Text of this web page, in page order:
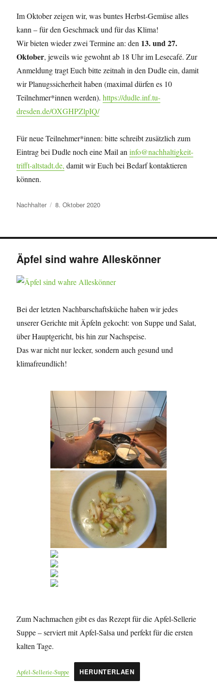
Im Oktober zeigen wir, was buntes Herbst-Gemüse alles
kann – für den Geschmack und für das Klima!
Wir bieten wieder zwei Termine an: den 13. und 27.
Oktober, jeweils wie gewohnt ab 18 Uhr im Lesecafé. Zur
Anmeldung tragt Euch bitte zeitnah in den Dudle ein, damit
wir Planugssicherheit haben (maximal dürfen es 10
Teilnehmer*innen werden).https://dudle.inf.tu-
dresden.de/OXGHPZlpIQ/
Für neue Teilnehmer*innen: bitte schreibt zusätzlich zum
Eintrag bei Dudle noch eine Mail aninfo@nachhaltigkeit-
trifft-altstadt.de, damit wir Euch bei Bedarf kontaktieren
können.
Autor
Nachhalter
Veröffentlicht
8. Oktober 2020
Äpfel sind wahre Alleskönner
Bei der letzten Nachbarschaftsküche haben wir jedes
unserer Gerichte mit Äpfeln gekocht: von Suppe und Salat,
über Hauptgericht, bis hin zur Nachspeise.
Das war nicht nur lecker, sondern auch gesund und
klimafreundlich!
Zum Nachmachen gibt es das Rezept für die Apfel-Sellerie
Suppe – serviert mit Apfel-Salsa und perfekt für die ersten
kalten Tage.
Apfel-Sellerie-Suppe HERUNTERLAEN